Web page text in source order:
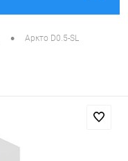
• Аркто D0.5-SL